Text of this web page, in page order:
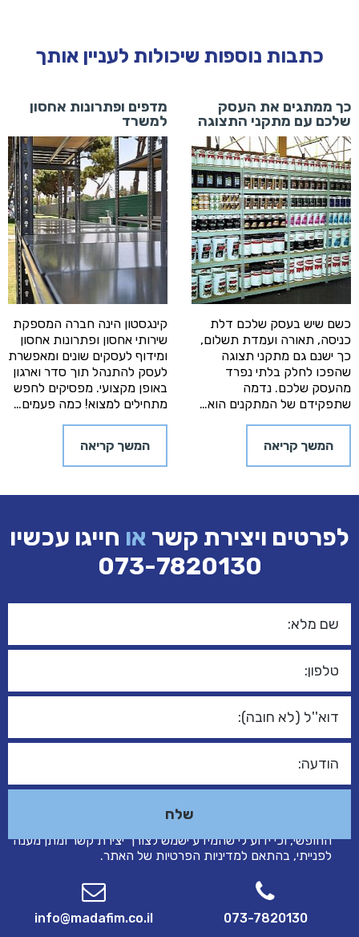
כתבות נוספות שיכולות לעניין אותך
כך ממתגים את העסק
שלכם עם מתקני התצוגה
כשם שיש בעסק שלכם דלת
כניסה, תאורה ועמדת תשלום,
כך ישנם גם מתקני תצוגה
שהפכו לחלק בלתי נפרד
מהעסק שלכם. נדמה
שתפקידם של המתקנים הוא…
המשך קריאה
מדפים ופתרונות אחסון
למשרד
קינגסטון הינה חברה המספקת
שירותי אחסון ופתרונות אחסון
ומידוף לעסקים שונים ומאפשרת
לעסק להתנהל תוך סדר וארגון
באופן מקצועי. מפסיקים לחפש
מתחילים למצוא! כמה פעמים…
המשך קריאה
לפרטים ויצירת קשר או חייגו עכשיו
073-7820130
החופשי, וכי ידוע לי שהמידע ישמש לצורך יצירת קשר ומתן מענה
לפנייתי, בהתאם למדיניות הפרטיות של האתר.
073-7820130
info@madafim.co.il